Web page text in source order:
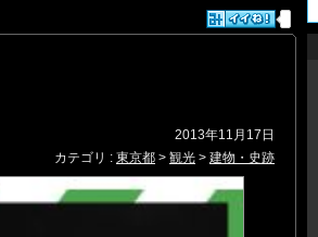
2013年11月17日
カテゴリ : 東京都 > 観光 > 建物・史跡